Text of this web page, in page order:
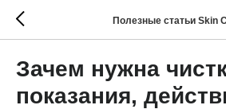
Полезные статьи Skin
Зачем нужна
показания,